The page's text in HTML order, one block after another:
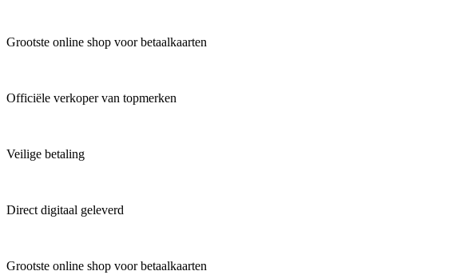
Grootste online shop voor betaalkaarten
Officiële verkoper van topmerken
Veilige betaling
Direct digitaal geleverd
Grootste online shop voor betaalkaarten